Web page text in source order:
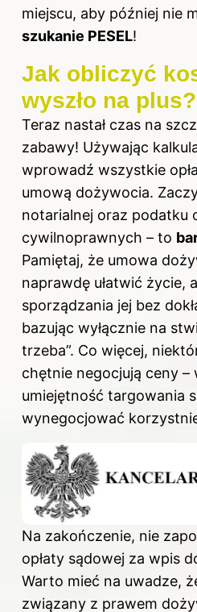
miejscu, aby później nie
szukanie PESEL!
Jak obliczyć
wyszło na plus?
Teraz nastał czas na
zabawy! Używając
wprowadź wszystkie
umową dożywocia.
notarialnej oraz podatku
cywilnoprawnych – to
Pamiętaj, że umowa
naprawdę ułatwić życie,
sporządzania jej bez
bazując wyłącznie na
trzeba”. Co więcej,
chętnie negocjują ceny
umiejętność targowania
wynegocjować
Na zakończenie, nie
opłaty sądowej za wpis
Warto mieć na uwadze,
związany z prawem